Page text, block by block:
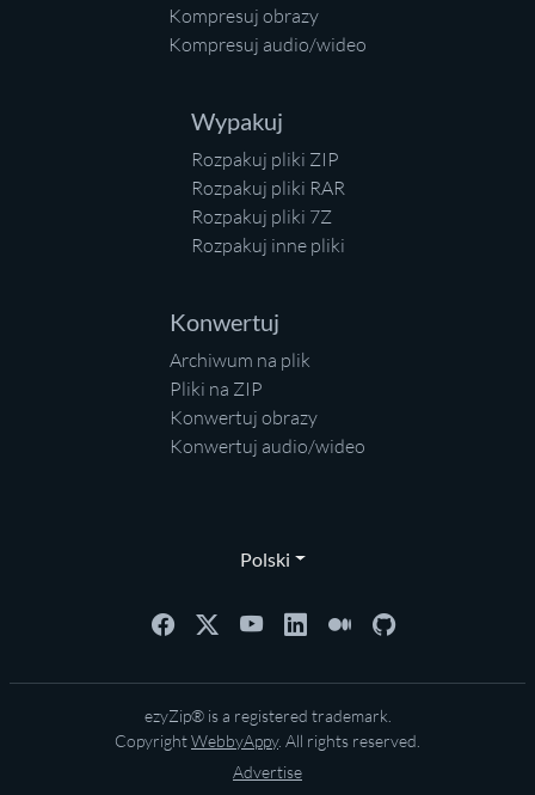
Kompresuj obrazy
Kompresuj audio/wideo
Wypakuj
Rozpakuj pliki ZIP
Rozpakuj pliki RAR
Rozpakuj pliki 7Z
Rozpakuj inne pliki
Konwertuj
Archiwum na plik
Pliki na ZIP
Konwertuj obrazy
Konwertuj audio/wideo
Polski
ezyZip® is a registered trademark.
CopyrightWebbyAppy. All rights reserved.
Advertise